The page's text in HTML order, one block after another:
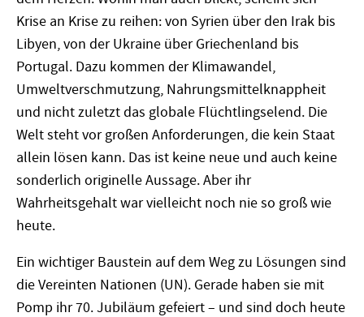
Krise an Krise zu reihen: von Syrien über den Irak bis
Libyen, von der Ukraine über Griechenland bis
Portugal. Dazu kommen der Klimawandel,
Umweltverschmutzung, Nahrungsmittelknappheit
und nicht zuletzt das globale Flüchtlingselend. Die
Welt steht vor großen Anforderungen, die kein Staat
allein lösen kann. Das ist keine neue und auch keine
sonderlich originelle Aussage. Aber ihr
Wahrheitsgehalt war vielleicht noch nie so groß wie
heute.
Ein wichtiger Baustein auf dem Weg zu Lösungen sind
die Vereinten Nationen (UN). Gerade haben sie mit
Pomp ihr 70. Jubiläum gefeiert – und sind doch heute